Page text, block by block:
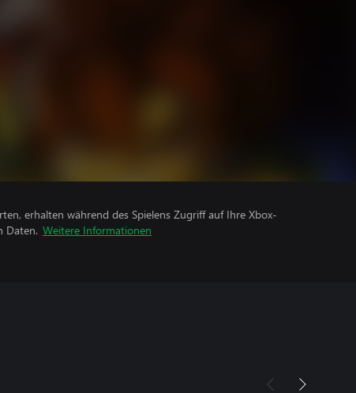
erhalten während des Spielens Zugriff auf Ihre Xbox-
Daten. Weitere Informationen